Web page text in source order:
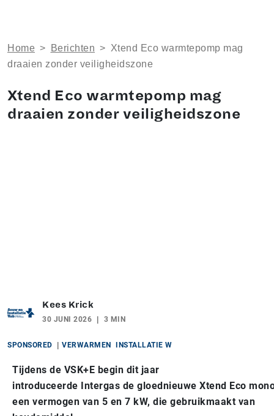
Home > Berichten > Xtend Eco warmtepomp mag
draaien zonder veiligheidszone
Xtend Eco warmtepomp mag
draaien zonder veiligheidszone
Kees Krick
30 JUNI 2026 3 MIN
SPONSORED VERWARMEN INSTALLATIE W
Tijdens de VSK+E begin dit jaar
introduceerde Intergas de gloednieuwe Xtend Eco
een vermogen van 5 en 7 kW, die gebruikmaakt van